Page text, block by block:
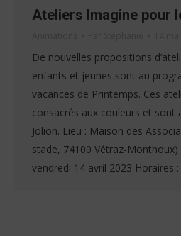
Ateliers Imagine pour
De nouvelles propositions
enfants et jeunes sont au
vacances de Printemps. Ces
consacrés aux couleurs et sont
Jolion. Lieu : Maison des
stade, 74100 Vétraz-
vendredi 14 avril 2023 Horaires